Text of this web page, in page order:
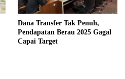
Dana Transfer Tak Penuh,
Pendapatan Berau 2025 Gagal
Capai Target